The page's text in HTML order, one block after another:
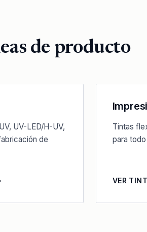
de producto
UV-LED/H-UV,
de
Tintas
para
VER